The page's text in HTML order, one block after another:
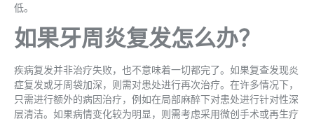
低。
如果牙周炎复发怎么办？
疾病复发并非治疗失败，也不意味着一切都完了。如果复查发现炎
症复发或牙周袋加深，则需对患处进行再次治疗。在许多情况下，
只需进行额外的病因治疗，例如在局部麻醉下对患处进行针对性深
层清洁。如果病情变化较为明显，则需考虑采用微创手术或再生疗